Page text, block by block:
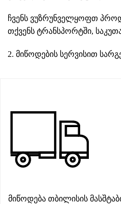
ჩვენს ვუზრუნველყოფთ
თქვენს ტრანსპორტში,
2. მიწოდების სერვისით
მიწოდება თბილისის